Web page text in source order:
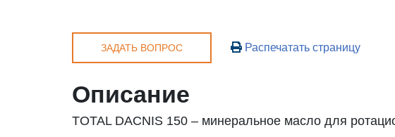
ЗАДАТЬ ВОПРОС Распечатать страницу
Описание
TOTAL DACNIS 150 – минеральное масло для